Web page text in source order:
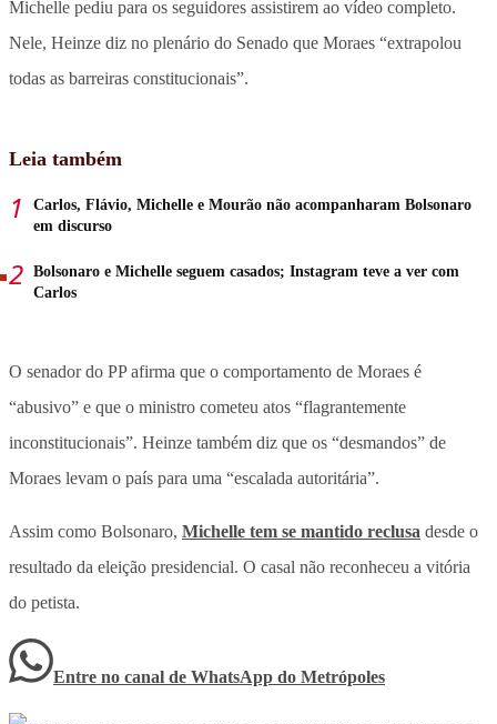
Michelle pediu para os seguidores assistirem ao vídeo completo.
Nele, Heinze diz no plenário do Senado que Moraes “extrapolou
todas as barreiras constitucionais”.
Leia também
Carlos, Flávio, Michelle e Mourão não acompanharam Bolsonaro
em discurso
Bolsonaro e Michelle seguem casados; Instagram teve a ver com
Carlos
O senador do PP afirma que o comportamento de Moraes é
“abusivo” e que o ministro cometeu atos “flagrantemente
inconstitucionais”. Heinze também diz que os “desmandos” de
Moraes levam o país para uma “escalada autoritária”.
Assim como Bolsonaro, Michelle tem se mantido reclusa desde o
resultado da eleição presidencial. O casal não reconheceu a vitória
do petista.
Entre no canal de WhatsApp do Metrópoles